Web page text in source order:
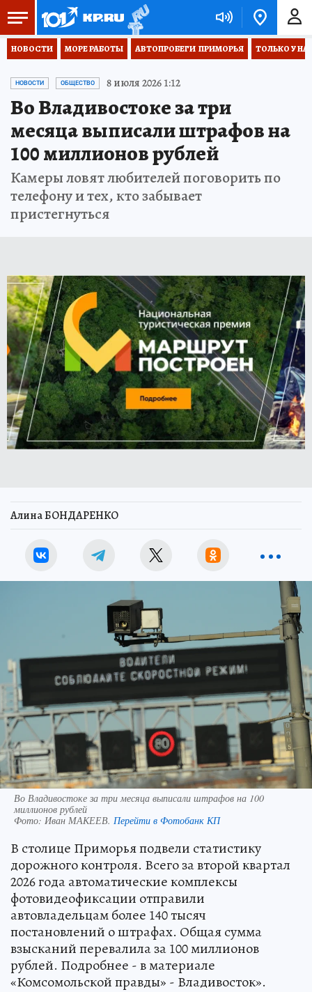
НОВОСТИ МОРЕ РАБОТЫ АВТОПРОБЕГИ  ПРИМОРЬЯ ТОЛЬКО У
НОВОСТИ ОБЩЕСТВО 8 июля 2026 1:12
Во Владивостоке за три
месяца выписали штрафов на
100 миллионов рублей
Камеры ловят любителей поговорить по
телефону и тех, кто забывает
пристегнуться
Алина БОНДАРЕНКО
Во Владивостоке за три месяца выписали штрафов на 100
миллионов рублей
Фото: Иван МАКЕЕВ. Перейти в Фотобанк КП
В столице Приморья подвели статистику
дорожного контроля. Всего за второй квартал
2026 года автоматические комплексы
фотовидеофиксации отправили
автовладельцам более 140 тысяч
постановлений о штрафах. Общая сумма
взысканий перевалила за 100 миллионов
рублей. Подробнее - в материале
«Комсомольской правды» - Владивосток».